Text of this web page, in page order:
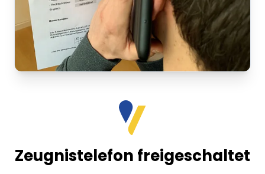
Zeugnistelefon freigeschaltet